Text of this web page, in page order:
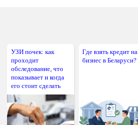
УЗИ почек: как
проходит
обследование, что
показывает и когда
его стоит сделать
Где взять кредит на
бизнес в Беларуси?